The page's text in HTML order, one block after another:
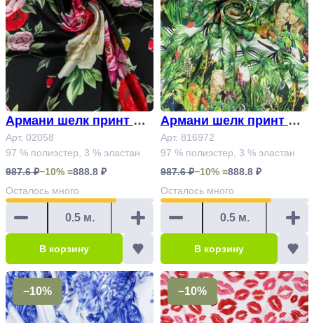
Армани шелк принт Ар
т. 02058
Арт. 02058
97 % полиэстер, 3 % эластан
987.6 ₽−10% =888.8 ₽
Осталось много
В корзину
Армани шелк принт Ар
т.816972
Арт. 816972
97 % полиэстер, 3 % эластан
987.6 ₽−10% =888.8 ₽
Осталось много
В корзину
−10% −10%